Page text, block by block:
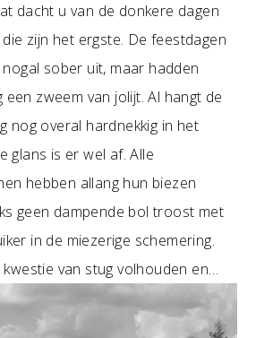
dacht u van de donkere dagen
die zijn het ergste. De feestdagen
sober uit, maar hadden
zweem van jolijt. Al hangt de
nog overal hardnekkig in het
glans is er wel af. Alle
hebben allang hun biezen
geen dampende bol troost met
in de miezerige schemering.
kwestie van stug volhouden en…